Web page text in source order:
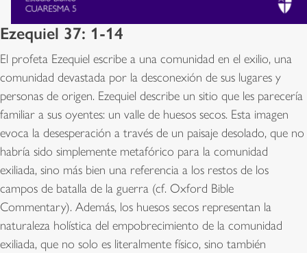
Ezequiel 37: 1-14
El profeta Ezequiel escribe a una comunidad en el exilio, una
comunidad devastada por la desconexión de sus lugares y
personas de origen. Ezequiel describe un sitio que les parecería
familiar a sus oyentes: un valle de huesos secos. Esta imagen
evoca la desesperación a través de un paisaje desolado, que no
habría sido simplemente metafórico para la comunidad
exiliada, sino más bien una referencia a los restos de los
campos de batalla de la guerra (cf. Oxford Bible
Commentary). Además, los huesos secos representan la
naturaleza holística del empobrecimiento de la comunidad
exiliada, que no solo es literalmente físico, sino también